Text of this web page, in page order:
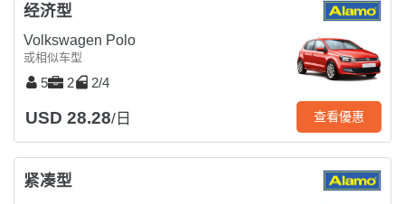
经济型
Volkswagen Polo
或相似车型
5 2 2/4
USD 28.28/日 查看優惠
紧凑型